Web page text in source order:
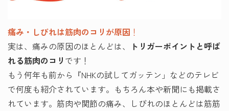
痛み・しびれは筋肉のコリが原因 ！
実は、痛みの原因のほとんどは、
トリガーポイントと呼ば
れる筋肉のコリ です！
もう何年も前から『NHKの試してガッテン」などのテレビ
で何度も紹介されています。もちろん本や新聞にも掲載さ
れています。筋肉や関節の痛み、しびれのほとんどは筋筋